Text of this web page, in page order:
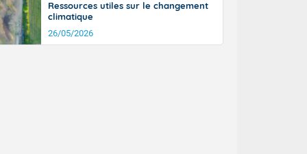
et
sur le
en
h. Côté
entre
pointes
Ressources utiles sur le changement
climatique
26/05/2026